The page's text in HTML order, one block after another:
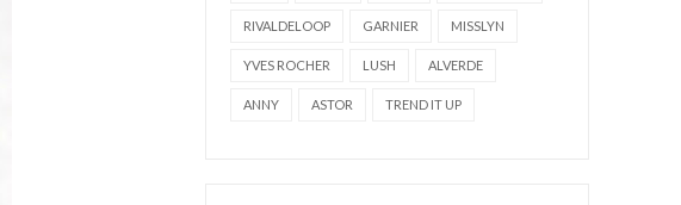
RIVALDELOOP GARNIER MISSLYN
YVES ROCHER LUSH ALVERDE
ANNY ASTOR TREND IT UP